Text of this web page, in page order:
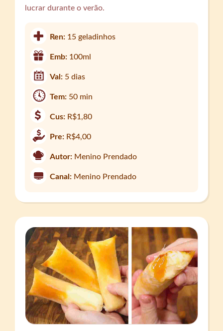
lucrar durante o verão.
Ren: 15 geladinhos
Emb: 100ml
Val: 5 dias
Tem: 50 min
Cus: R$1,80
Pre: R$4,00
Autor: Menino Prendado
Canal: Menino Prendado